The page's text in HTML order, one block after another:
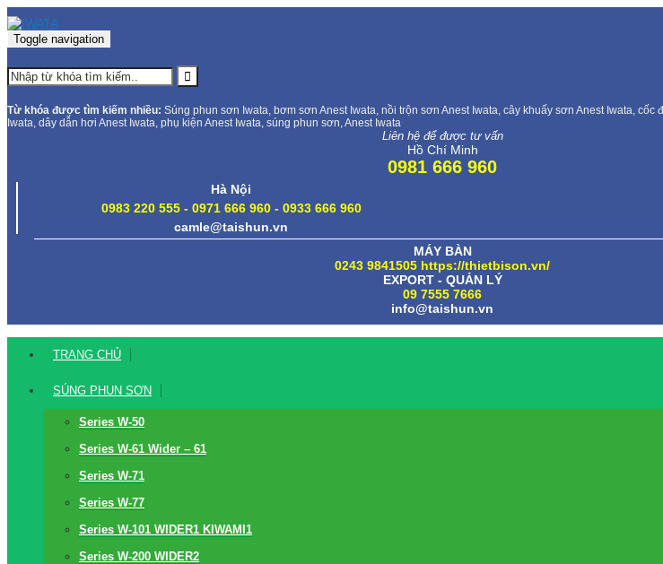
Toggle navigation
Từ khóa được tìm kiếm nhiều: Súng phun sơn Iwata, bơm sơn Anest Iwata, nồi trộn sơn Anest Iwata, cây khuấy sơn Anest Iwata, cốc
Iwata, dây dẫn hơi Anest Iwata, phụ kiện Anest Iwata, súng phun sơn, Anest Iwata
Liên hệ để được tư vấn
Hồ Chí Minh
0981 666 960
Hà Nội
0983 220 555 - 0971 666 960 - 0933 666 960
camle@taishun.vn
MÁY BÀN
0243 9841505 https://thietbison.vn/
EXPORT - QUẢN LÝ
09 7555 7666
info@taishun.vn
TRANG CHỦ
SÚNG PHUN SƠN
Series W-50
Series W-61 Wider – 61
Series W-71
Series W-77
Series W-101 WIDER1 KIWAMI1
Series W-200 WIDER2